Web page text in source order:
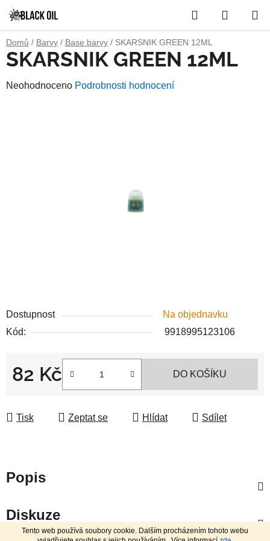
Tento web používá soubory cookie. Dalším procházením tohoto webu
na
obsah
Hledat
KOŠÍK
Domů / Barvy / Base barvy / SKARSNIK GREEN 12ML
Dostupnost
Na objednavku
Kód:
9918995123106
82 Kč
Měrná cena:
DO KOŠÍKU
Tisk Zeptat se Hlídat Sdílet
SKARSNIK GREEN 12ML
Průměrné
Neohodnoceno Podrobnosti hodnocení
Popis
Diskuze